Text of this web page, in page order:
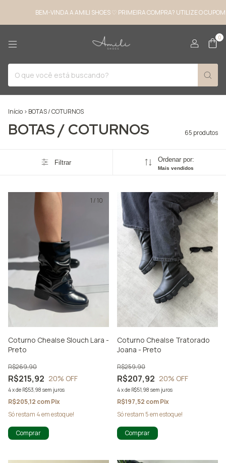
A AMILI SHOES ♡ PRIMEIRA COMPRA? UTILIZE O CUPOM: MEUAMILI
0
Início > BOTAS / COTURNOS
BOTAS / COTURNOS 65 produtos
Filtrar Ordenar por:
Mais vendidos
1 /10
Coturno Chealse Slouch Lara -
Preto
R$215,92
R$269,90
20% OFF
4xde R$53,98 sem juros
R$205,12 comPix
Só restam 4em estoque!
Comprar
1/7
Coturno Chealse Tratorado
Joana - Preto
R$207,92
R$259,90
20% OFF
4xde R$51,98 sem juros
R$197,52 comPix
Só restam 5em estoque!
Comprar